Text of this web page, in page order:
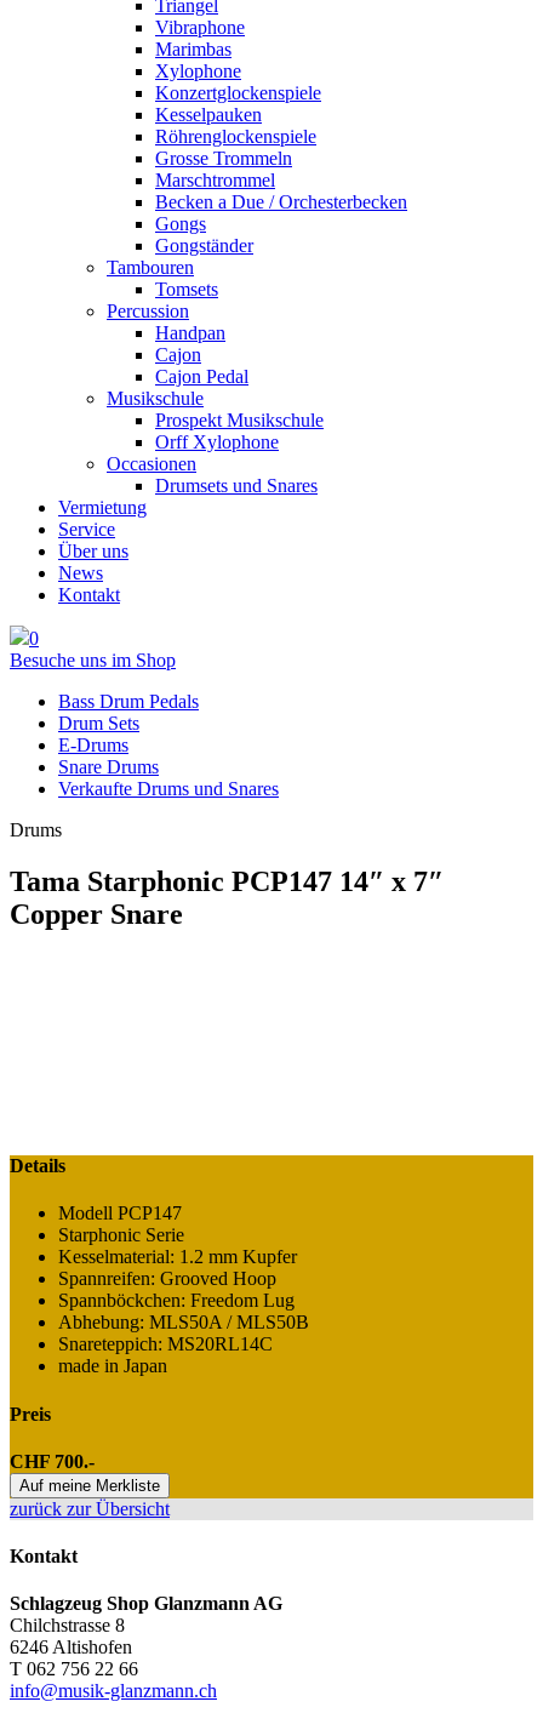
Triangel
Vibraphone
Marimbas
Xylophone
Konzertglockenspiele
Kesselpauken
Röhren­glocken­spiele
Grosse Trommeln
Marschtrommel
Becken a Due / Orchester­becken
Gongs
Gongständer
Tambouren
Tomsets
Percussion
Handpan
Cajon
Cajon Pedal
Musikschule
Prospekt Musikschule
Orff Xylophone
Occasionen
Drumsets und Snares
Vermietung
Service
Über uns
News
Kontakt
0
Besuche uns im Shop
Bass Drum Pedals
Drum Sets
E-Drums
Snare Drums
Verkaufte Drums und Snares
Drums
Tama Starphonic PCP147 14″ x 7″
Copper Snare
Details
Modell PCP147
Starphonic Serie
Kesselmaterial: 1.2 mm Kupfer
Spannreifen: Grooved Hoop
Spannböckchen: Freedom Lug
Abhebung: MLS50A / MLS50B
Snareteppich: MS20RL14C
made in Japan
Preis
CHF 700.-
Auf meine Merkliste
zurück zur Übersicht
Kontakt
Schlagzeug Shop Glanzmann AG
Chilchstrasse 8
6246 Altishofen
T 062 756 22 66
info@musik-glanzmann.ch